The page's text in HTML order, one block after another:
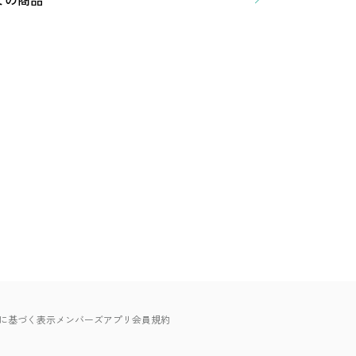
基づく表示メンバーズアプリ会員規約